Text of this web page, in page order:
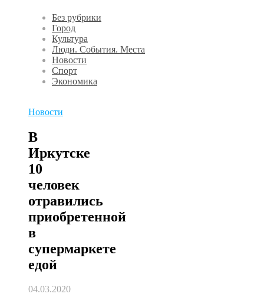
Без рубрики
Город
Культура
Люди. События. Места
Новости
Спорт
Экономика
Новости
В
Иркутске
10
человек
отравились
приобретенной
в
супермаркете
едой
04.03.2020